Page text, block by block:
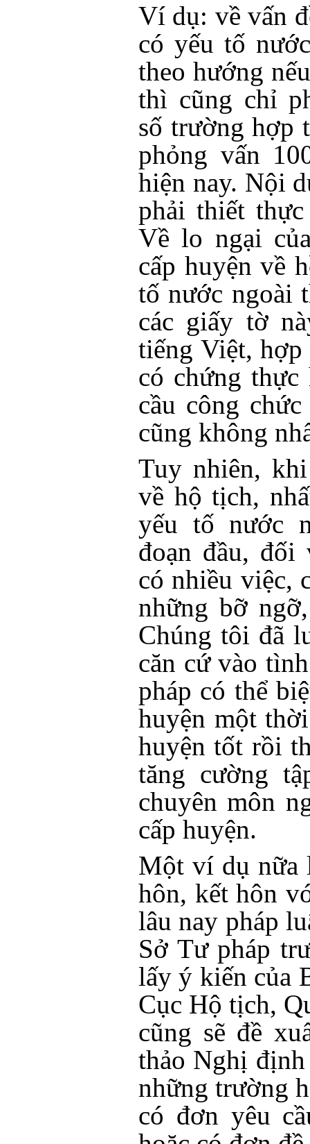
Ví dụ: về vấn
có yếu tố
theo hướng
thì cũng chỉ
số trường hợp
phỏng vấn
hiện nay. Nội
phải thiết
Về lo ngại
cấp huyện về
tố nước ngoài
các giấy tờ
tiếng Việt, hợp
có chứng
cầu công
cũng không
Tuy nhiên,
về hộ tịch,
yếu tố nước
đoạn đầu, đối
có nhiều việc,
những bỡ
Chúng tôi đã
căn cứ vào
pháp có thể
huyện một
huyện tốt rồi
tăng cường
chuyên môn
cấp huyện.
Một ví dụ nữa
hôn, kết hôn
lâu nay pháp
Sở Tư pháp
lấy ý kiến của
Cục Hộ tịch,
cũng sẽ đề
thảo Nghị
những trường
có đơn yêu